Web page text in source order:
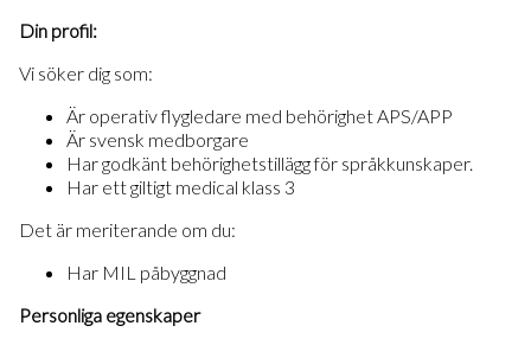
Din profil:
Vi söker dig som:
Är operativ flygledare med behörighet APS/APP
Är svensk medborgare
Har godkänt behörighetstillägg för språkkunskaper.
Har ett giltigt medical klass 3
Det är meriterande om du:
Har MIL påbyggnad
Personliga egenskaper